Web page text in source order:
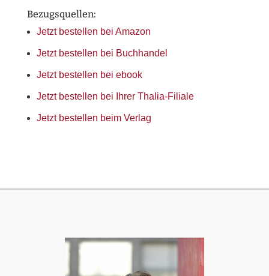
Bezugsquellen:
Jetzt bestellen bei Amazon
Jetzt bestellen bei Buchhandel
Jetzt bestellen bei ebook
Jetzt bestellen bei Ihrer Thalia-Filiale
Jetzt bestellen beim Verlag